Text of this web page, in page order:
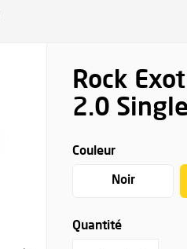
Rock
2.0 Single
Couleur
Noir
Quantité